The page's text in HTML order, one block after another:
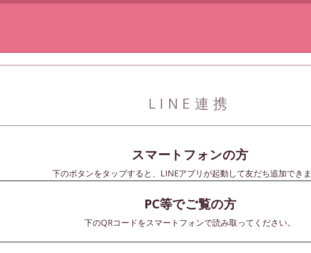
LINE連携
スマートフォンの方
下のボタンをタップすると、LINEアプリが起動して友だち追加できま
PC等でご覧の方
下のQRコードをスマートフォンで読み取ってください。